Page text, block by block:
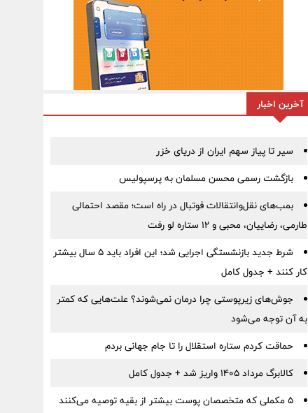
آخرین اخبار
سیر تا پیاز سهم ایران از دریای خزر
بازگشت رسمی محسن مسلمان به پرسپولیس
بمب‌های نقل‌وانتقالات فوتبال در راه است؛ مقصد احتمالی
طارمی، رضاییان، محبی و ۱۲ ستاره لو رفت
شرط جدید بازنشستگی اجرایی شد؛ این افراد باید ۵ سال بیشتر
کار کنند + جدول کامل
جوش‌های زیرپوستی چرا درمان نمی‌شوند؟ علت‌هایی که کمتر
به آن توجه می‌شود
حماقت کردم ستاره استقلال را تا جام جهانی بردم
کالابرگ مرداد ۱۴۰۵ واریز شد + جدول کامل
۵ مکملی که متخصصان پوست بیشتر از بقیه توصیه می‌کنند